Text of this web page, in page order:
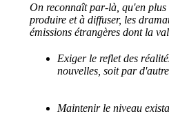
On reconnaît par-là, qu'en
produire et à diffuser, les
émissions étrangères dont la
Exiger le reflet des
nouvelles, soit par
Maintenir le niveau